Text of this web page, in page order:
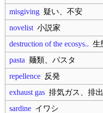
misgiving 疑い、不安
novelist 小説家
destruction of the ecosys.. 生
pasta 麺類、パスタ
repellence 反発
exhaust gas 排気ガス、排
sardine イワシ